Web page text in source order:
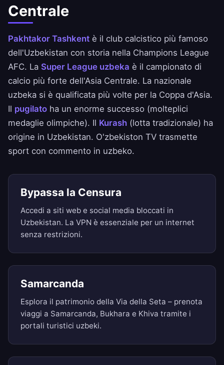
Centrale
Pakhtakor Tashkent è il club calcistico più famoso
dell'Uzbekistan con storia nella Champions League
AFC. La Super League uzbeka è il campionato di
calcio più forte dell'Asia Centrale. La nazionale
uzbeka si è qualificata più volte per la Coppa d'Asia.
Il pugilato ha un enorme successo (molteplici
medaglie olimpiche). Il Kurash (lotta tradizionale) ha
origine in Uzbekistan. O'zbekiston TV trasmette
sport con commento in uzbeko.
Bypassa la Censura
Accedi a siti web e social media bloccati in
Uzbekistan. La VPN è essenziale per un internet
senza restrizioni.
Samarcanda
Esplora il patrimonio della Via della Seta – prenota
viaggi a Samarcanda, Bukhara e Khiva tramite i
portali turistici uzbeki.